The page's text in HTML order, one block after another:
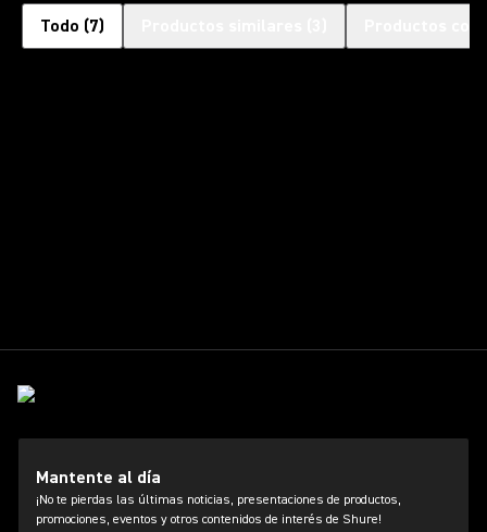
Todo (7)
Mantente al día
¡No te pierdas las últimas noticias, presentaciones de productos,
promociones, eventos y otros contenidos de interés de Shure!